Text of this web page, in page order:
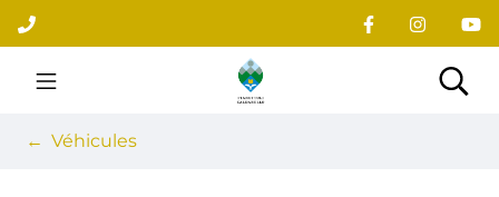
Aller
au
contenu
Site officiel du village
Véhicules